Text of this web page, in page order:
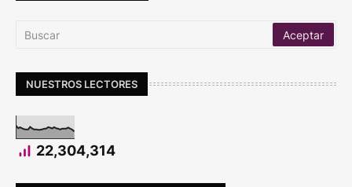
NUESTROS LECTORES
22,304,314